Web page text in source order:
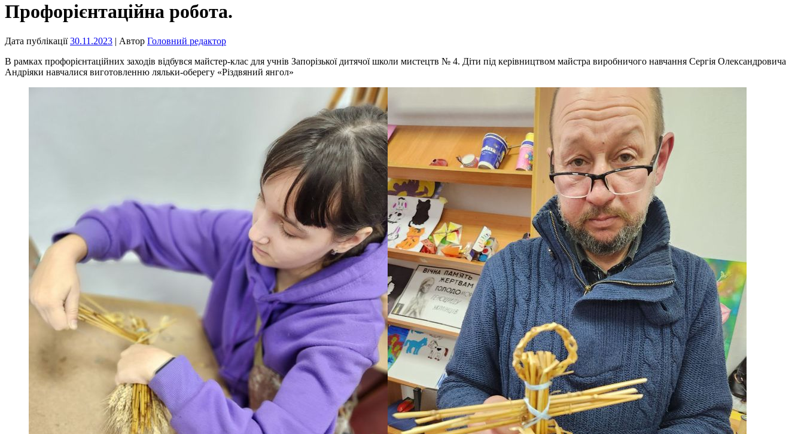
Профорієнтаційна робота.
Дата публікації 30.11.2023 | Автор Головний редактор
В рамках профорієнтаційних заходів відбувся майстер-клас для учнів Запорізької дитячої школи мистецтв № 4. Діти під керівництвом майстра виробничого навчання Сергія Олександровича
Андріяки навчалися виготовленню ляльки-оберегу «Різдвяний янгол»